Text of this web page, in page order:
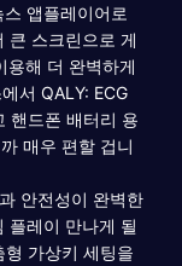
앱플레이어로
큰 스크린으로 게
용해 더 완벽하게
서 QALY: ECG
핸드폰 배터리 용
매우 편할 겁니
안전성이 완벽한
플레이 만나게 될
가상키 세팅을